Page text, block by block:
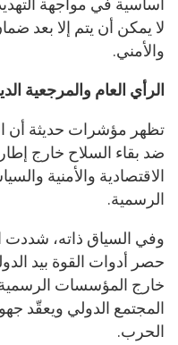
أساسية في مواجهة
لا يمكن أن يتم إلا بعد
والأمني.
الرأي العام والمرجعية
تظهر مؤشرات حديثة أن
ضد بقاء السلاح خارج إطار
الاقتصادية والأمنية
الرسمية.
وفي السياق ذاته، شددت
حصر أدوات القوة بيد
خارج المؤسسات
المجتمع الدولي ويعقّد
الحرب.